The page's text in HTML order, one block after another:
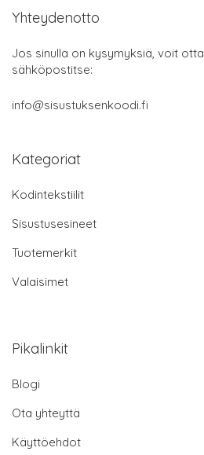
Yhteydenotto
Jos sinulla on kysymyksiä, voit
sähköpostitse:
info@sisustuksenkoodi.fi
Kategoriat
Kodintekstiilit
Sisustusesineet
Tuotemerkit
Valaisimet
Pikalinkit
Blogi
Ota yhteyttä
Käyttöehdot